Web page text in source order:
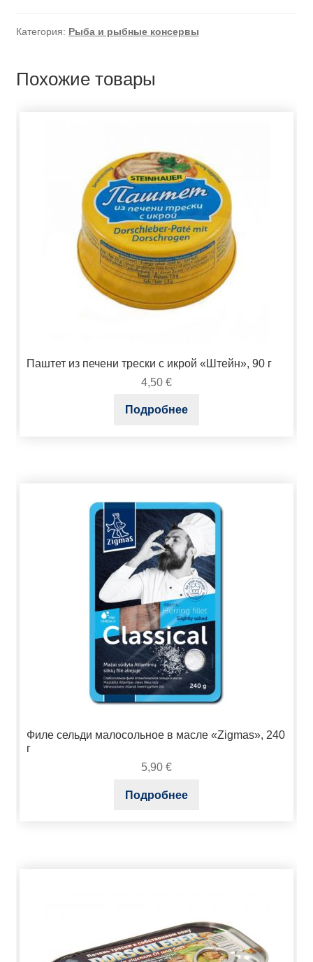
Категория: Рыба и рыбные консервы
Похожие товары
Паштет из печени трески с икрой «Штейн», 90 г
4,50 €
Подробнее
Филе сельди малосольное в масле «Zigmas», 240
г
5,90 €
Подробнее